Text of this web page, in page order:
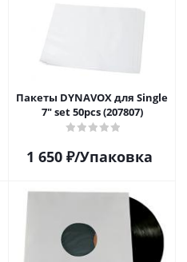
Пакеты DYNAVOX для Single
7" set 50pcs (207807)
1 650₽/Упаковка